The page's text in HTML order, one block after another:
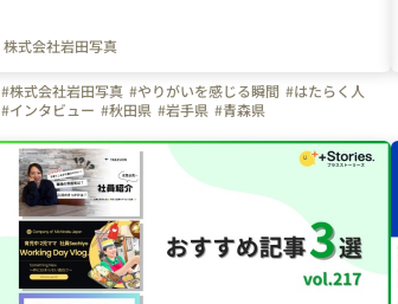
株式会社岩田写真
#株式会社岩田写真 #やりがいを感じる瞬間 #はたらく人
#インタビュー #秋田県 #岩手県 #青森県